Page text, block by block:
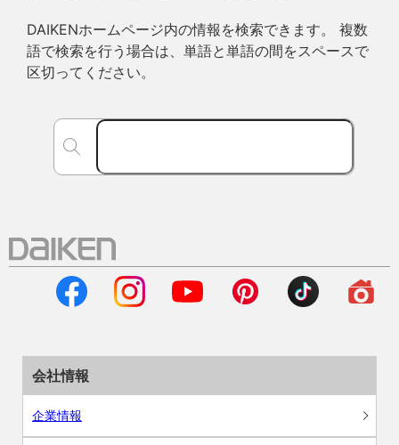
DAIKENホームページ内の情報を検索できます。 複数
語で検索を行う場合は、単語と単語の間をスペースで
区切ってください。
会社情報
企業情報